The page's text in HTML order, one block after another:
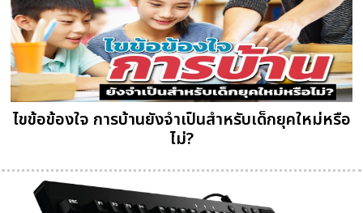
ไขข้อข้องใจ การบ้านยังจำเป็นสำหรับเด็กยุคใหม่หรือ
ไม่?